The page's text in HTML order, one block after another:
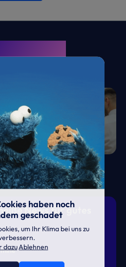
News für gutes
haben noch
geschadet
um Ihr Klima bei uns zu
dazuAblehnen